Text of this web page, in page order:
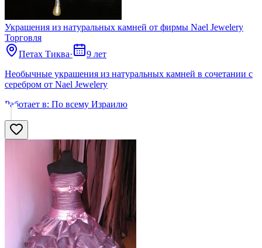
Украшения из натуральных камней от фирмы Nael Jewelery
Торговля
Петах Тиква·
9 лет
Необычные украшения из натуральных камней в сочетании с
серебром от Nael Jewelery
Работает в: По всему Израилю